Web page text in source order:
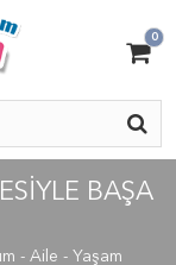
0
BAŞA
- Aile - Yaşam